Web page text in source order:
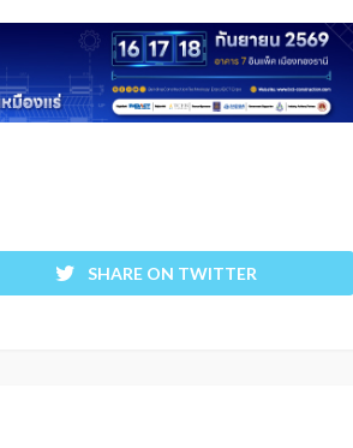
SHARE ON TWITTER